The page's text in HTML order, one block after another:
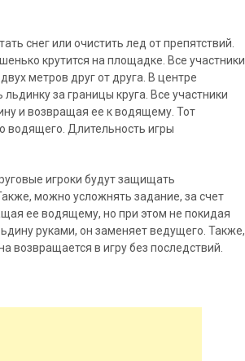
снег или очистить лед от препятствий.
крутится на площадке. Все участники
метров друг от друга. В центре
за границы круга. Все участники
и возвращая ее к водящему. Тот
водящего. Длительность игры
игроки будут защищать
можно усложнять задание, за счет
ее водящему, но при этом не покидая
руками, он заменяет ведущего. Также,
возвращается в игру без последствий.